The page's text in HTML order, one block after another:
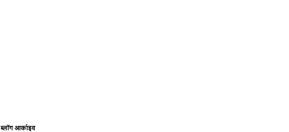
ब्लॉग आर्काइव